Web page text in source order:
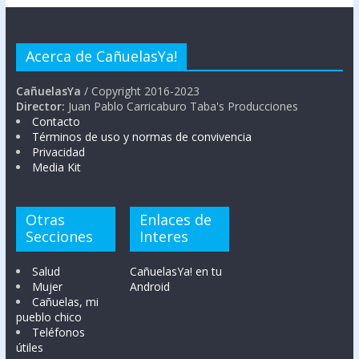
Acerca de CañuelasYa!
CañuelasYa / Copyright 2016-2023
Director: Juan Pablo Carricaburo Taba's Producciones
Contacto
Términos de uso y normas de convivencia
Privacidad
Media Kit
Otras
Secciones
Salud
Mujer
Cañuelas, mi
pueblo chico
Teléfonos
útiles
Enlaces de
Interes
CañuelasYa! en tu
Android